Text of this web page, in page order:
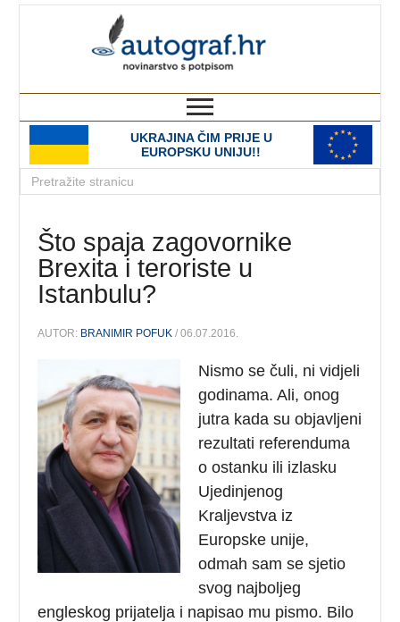
UKRAJINA ČIM PRIJE U
EUROPSKU UNIJU!!
Što spaja zagovornike
Brexita i teroriste u
Istanbulu?
AUTOR: BRANIMIR POFUK / 06.07.2016.
Nismo se čuli, ni vidjeli
godinama. Ali, onog
jutra kada su objavljeni
rezultati referenduma
o ostanku ili izlasku
Ujedinjenog
Kraljevstva iz
Europske unije,
odmah sam se sjetio
svog najboljeg
engleskog prijatelja i napisao mu pismo. Bilo